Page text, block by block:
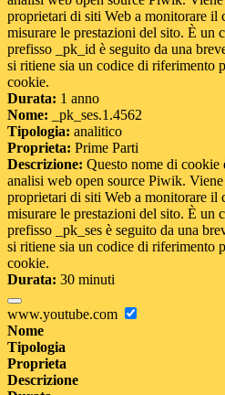
proprietari di siti Web a monitorare il
misurare le prestazioni del sito. È un
prefisso _pk_id è seguito da una
si ritiene sia un codice di riferimento
cookie.
Durata: 1 anno
Nome: _pk_ses.1.4562
Tipologia: analitico
Proprieta: Prime Parti
Descrizione: Questo nome di cookie
analisi web open source Piwik.
proprietari di siti Web a monitorare il
misurare le prestazioni del sito. È un
prefisso _pk_ses è seguito da una
si ritiene sia un codice di riferimento
cookie.
Durata: 30 minuti
www.youtube.com
Nome
Tipologia
Proprieta
Descrizione